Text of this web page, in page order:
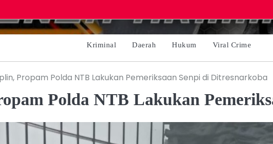
Kriminal Daerah Hukum Viral Crime
Propam Polda NTB Lakukan Pemeriksaan Senpi di Ditresnarkoba
Polda NTB Lakukan